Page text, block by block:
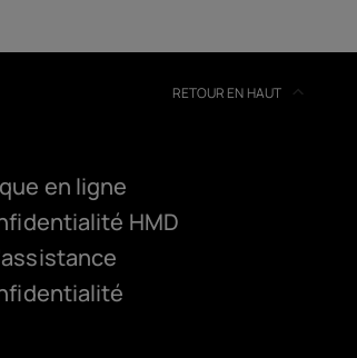
RETOUR EN HAUT
en ligne
HMD